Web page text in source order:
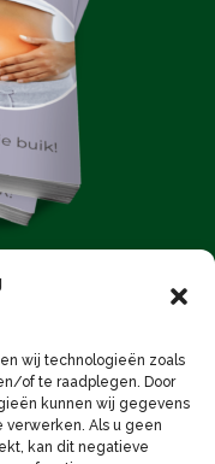
wij technologieën zoals
of te raadplegen. Door
kunnen wij gegevens
verwerken. Als u geen
kan dit negatieve